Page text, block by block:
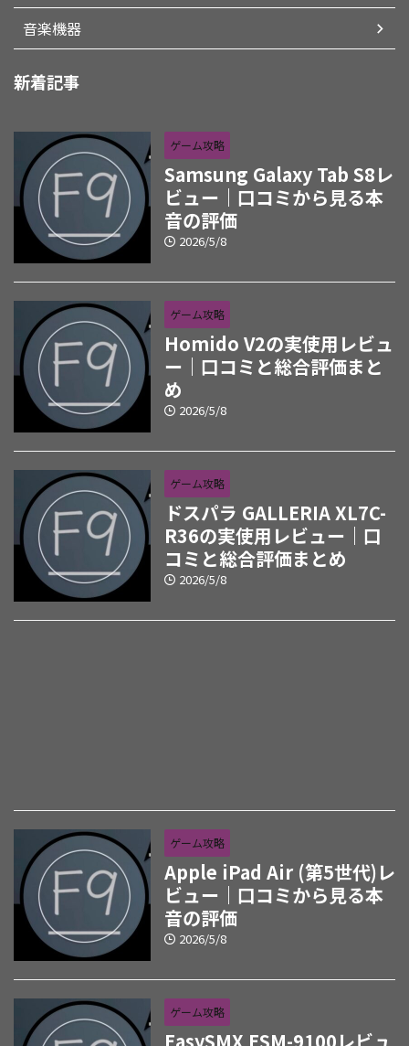
音楽機器
新着記事
ゲーム攻略
Samsung Galaxy Tab S8レ
ビュー｜口コミから見る本
音の評価
2026/5/8
ゲーム攻略
Homido V2の実使用レビュ
ー｜口コミと総合評価まと
め
2026/5/8
ゲーム攻略
ドスパラ GALLERIA XL7C-
R36の実使用レビュー｜口
コミと総合評価まとめ
2026/5/8
ゲーム攻略
Apple iPad Air (第5世代)レ
ビュー｜口コミから見る本
音の評価
2026/5/8
ゲーム攻略